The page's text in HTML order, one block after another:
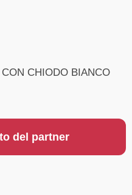
CHIODO BIANCO
del partner